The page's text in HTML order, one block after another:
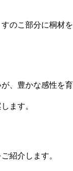
のこ部分に桐材を
、豊かな感性を育
ます。
紹介します。